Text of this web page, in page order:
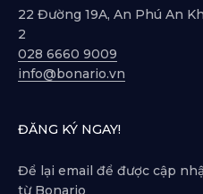
22 Đường 19A, An Phú An
2
028 6660 9009
info@bonario.vn
ĐĂNG KÝ NGAY!
Để lại email để được cập
từ Bonario